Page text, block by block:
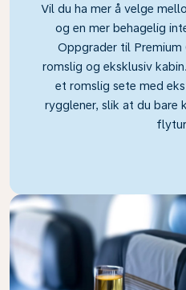
Vil du ha mer å velge
og en mer behagelig
Oppgrader til
romslig og eksklusiv
et romslig sete med
rygglener, slik at du bare